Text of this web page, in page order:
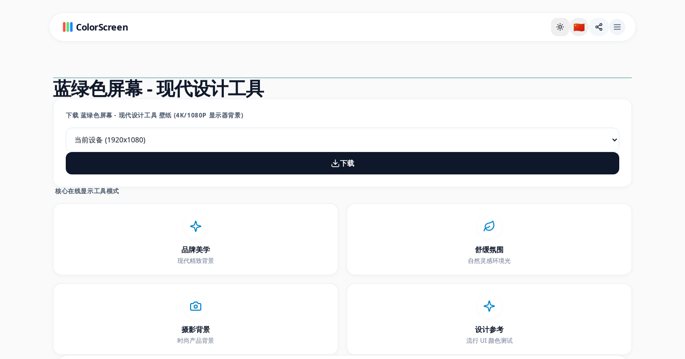
ColorScreen 🇨🇳
蓝绿色屏幕 - 现代设计工具
下载 蓝绿色屏幕 - 现代设计工具 壁纸 (4K/1080P 显示器背景)
下载
核心在线显示工具模式
品牌美学
现代精致背景
舒缓氛围
自然灵感环境光
摄影背景
时尚产品背景
设计参考
流行 UI 颜色测试